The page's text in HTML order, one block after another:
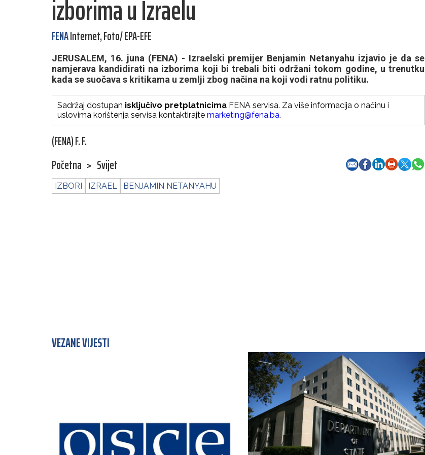
izborima u Izraelu
FENAInternet, Foto/ EPA-EFE
JERUSALEM, 16. juna (FENA) - Izraelski premijer Benjamin Netanyahu izjavio je da se
namjerava kandidirati na izborima koji bi trebali biti održani tokom godine, u trenutku
kada se suočava s kritikama u zemlji zbog načina na koji vodi ratnu politiku.
Sadržaj dostupan isključivo pretplatnicima FENA servisa. Za više informacija o načinu i
uslovima korištenja servisa kontaktirajte marketing@fena.ba.
(FENA) F. F.
Početna > Svijet
IZBORI IZRAEL BENJAMIN NETANYAHU
VEZANE VIJESTI